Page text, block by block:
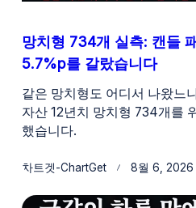
망치형 734개 실측: 캔들
5.7%p를 갈랐습니다
같은 망치형도 어디서 나왔느
자산 12년치 망치형 734개를
했습니다.
차트겟-ChartGet 8월 6, 2026